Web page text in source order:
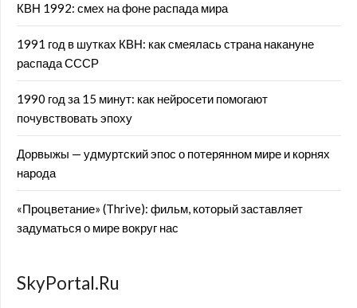
КВН 1992: смех на фоне распада мира
1991 год в шутках КВН: как смеялась страна накануне
распада СССР
1990 год за 15 минут: как нейросети помогают
почувствовать эпоху
Дорвыжы — удмуртский эпос о потерянном мире и корнях
народа
«Процветание» (Thrive): фильм, который заставляет
задуматься о мире вокруг нас
SkyPortal.Ru